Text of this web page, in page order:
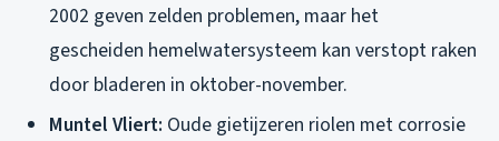
2002 geven zelden problemen, maar het
gescheiden hemelwatersysteem kan verstopt raken
door bladeren in oktober-november.
Muntel Vliert: Oude gietijzeren riolen met corrosie